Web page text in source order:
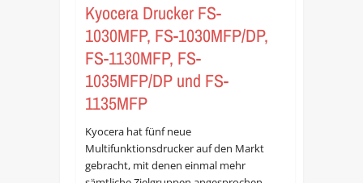
Kyocera Drucker FS-
1030MFP, FS-1030MFP/DP,
FS-1130MFP, FS-
1035MFP/DP und FS-
1135MFP
Kyocera hat fünf neue
Multifunktionsdrucker auf den Markt
gebracht, mit denen einmal mehr